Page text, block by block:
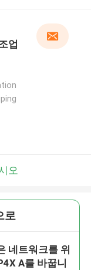
업
오
로
네트워크를 위
A를 바꿉니